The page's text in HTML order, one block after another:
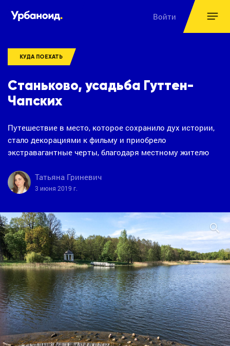
Войти
КУДА ПОЕХАТЬ
Станьково, усадьба Гуттен-
Чапских
Путешествие в место, которое сохранило дух истории,
стало декорациями к фильму и приобрело
экстравагантные черты, благодаря местному жителю
Татьяна Гриневич
3 июня 2019 г.